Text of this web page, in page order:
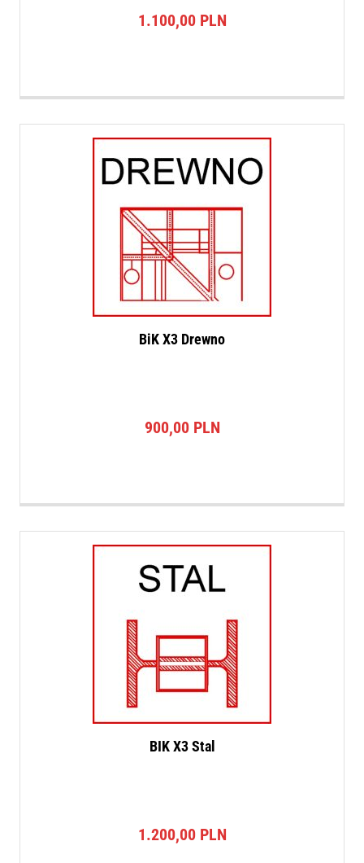
1.100,00 PLN
BiK X3 Drewno
900,00 PLN
BIK X3 Stal
1.200,00 PLN